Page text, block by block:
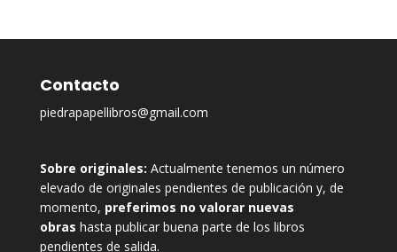
Contacto
piedrapapellibros@gmail.com
Sobre originales: Actualmente tenemos un número
elevado de originales pendientes de publicación y, de
momento, preferimos no valorar nuevas
obras hasta publicar buena parte de los libros
pendientes de salida.